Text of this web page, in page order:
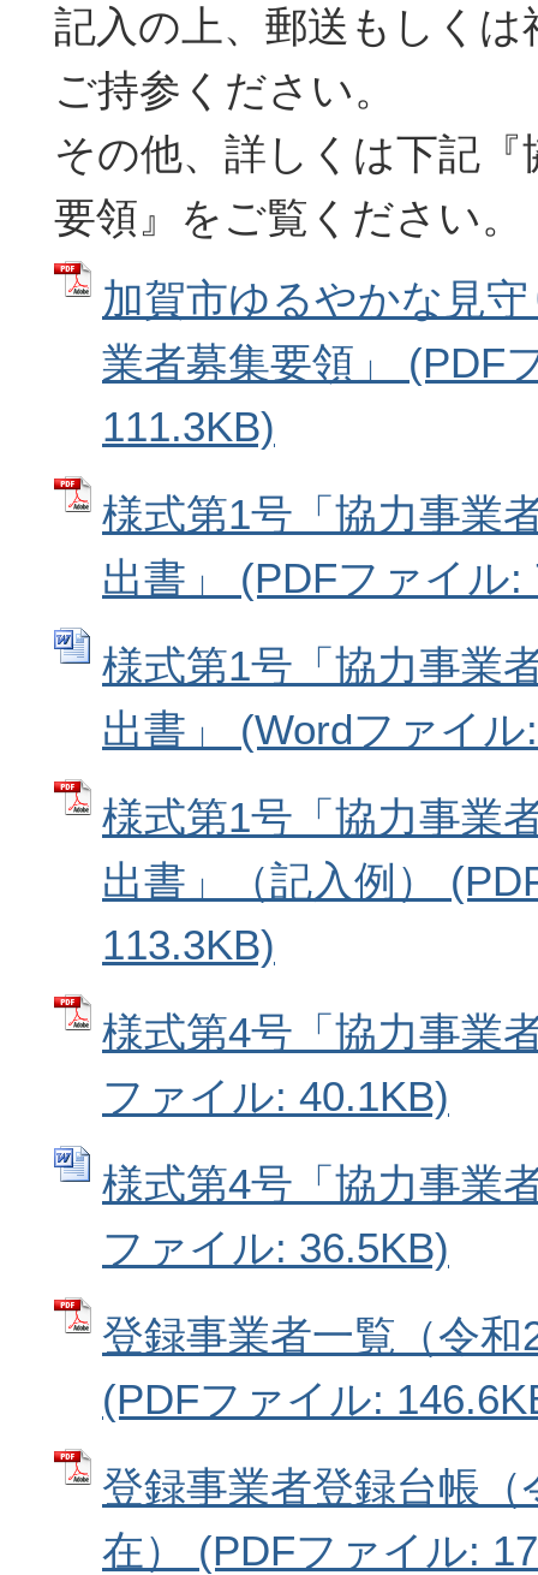
記入の上、郵送もしくは
ご持参ください。
その他、詳しくは下記『
要領』をご覧ください。
加賀市ゆるやかな見
業者募集要領」 (PDF
111.3KB)
様式第1号「協力事業
出書」 (PDFファイル:
様式第1号「協力事業
出書」 (Wordファイル
様式第1号「協力事業
出書」（記入例）
113.3KB)
様式第4号「協力事業
ファイル: 40.1KB)
様式第4号「協力事業
ファイル: 36.5KB)
登録事業者一覧（令和
(PDFファイル:
登録事業者登録台帳（
在） (PDFファイル: